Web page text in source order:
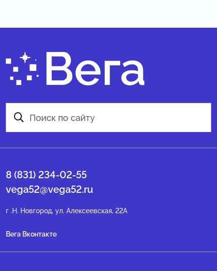
8 (831) 234-02-55
vega52@vega52.ru
г .Н. Новгород, ул. Алексеевская, 22А
Вега Вконтакте